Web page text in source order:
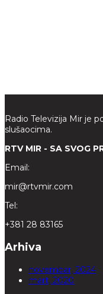
Radio Televizija Mir je
slušaocima.
RTV MIR - SA SVOG
Email:
mir@rtvmir.com
Tel:
+381 28 83165
Arhiva
novembar, 2024
mart, 2020